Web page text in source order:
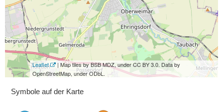
Leaflet
| Map tiles by BSB MDZ, under CC BY 3.0. Data by
OpenStreetMap, under ODbL.
Symbole auf der Karte